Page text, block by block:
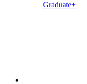
Graduate+